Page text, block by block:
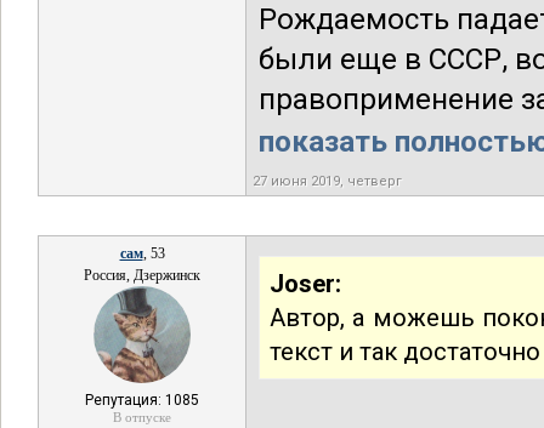
Рождаемость
были еще в СССР,
правоприменение
показать
27 июня 2019, четверг
сам, 53
Россия, Дзержинск
Репутация: 1085
В отпуске
Joser:
Автор, а можешь
текст и так